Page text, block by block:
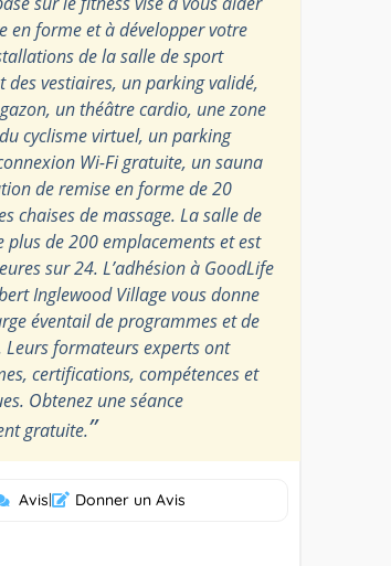
en forme et à développer votre
de la salle de sport
des vestiaires, un parking validé,
un théâtre cardio, une zone
cyclisme virtuel, un parking
Wi-Fi gratuite, un sauna
de remise en forme de 20
chaises de massage. La salle de
plus de 200 emplacements et est
sur 24. L’adhésion à GoodLife
Inglewood Village vous donne
éventail de programmes et de
Leurs formateurs experts ont
certifications, compétences et
Obtenez une séance
gratuite.”
Avis| Donner un Avis